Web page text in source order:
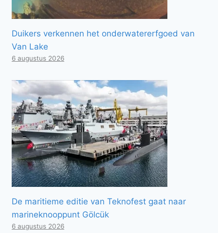
Duikers verkennen het onderwatererfgoed van
Van Lake
6 augustus 2026
De maritieme editie van Teknofest gaat naar
marineknooppunt Gölcük
6 augustus 2026